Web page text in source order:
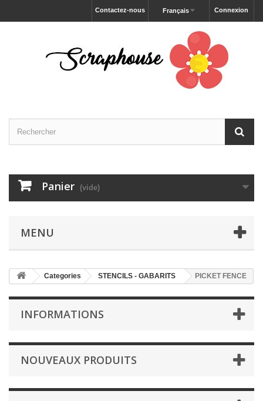
Connexion
Français
Contactez-nous
Panier (vide)
MENU
Categories STENCILS - GABARITS PICKET FENCE
INFORMATIONS
NOUVEAUX PRODUITS